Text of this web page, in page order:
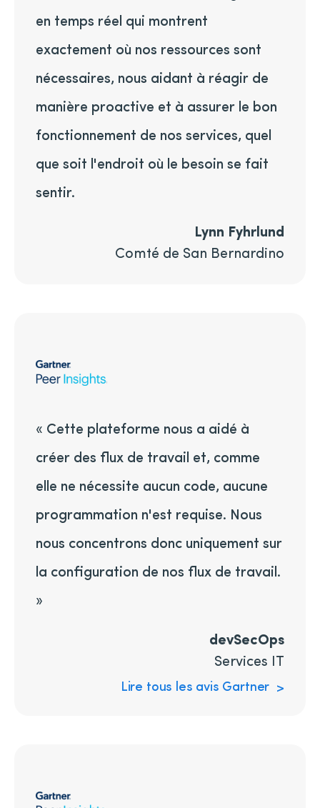
en temps réel qui montrent
exactement où nos ressources sont
nécessaires, nous aidant à réagir de
manière proactive et à assurer le bon
fonctionnement de nos services, quel
que soit l'endroit où le besoin se fait
sentir.
Lynn Fyhrlund
Comté de San Bernardino
« Cette plateforme nous a aidé à
créer des flux de travail et, comme
elle ne nécessite aucun code, aucune
programmation n'est requise. Nous
nous concentrons donc uniquement sur
la configuration de nos flux de travail.
»
devSecOps
Services IT
Lire tous les avis Gartner